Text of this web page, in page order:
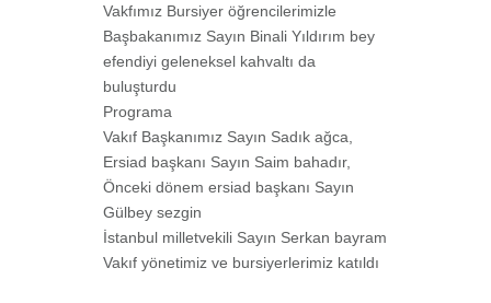
Vakfımız Bursiyer öğrencilerimizle
Başbakanımız Sayın Binali Yıldırım bey
efendiyi geleneksel kahvaltı da
buluşturdu
Programa
Vakıf Başkanımız Sayın Sadık ağca,
Ersiad başkanı Sayın Saim bahadır,
Önceki dönem ersiad başkanı Sayın
Gülbey sezgin
İstanbul milletvekili Sayın Serkan bayram
Vakıf yönetimiz ve bursiyerlerimiz katıldı